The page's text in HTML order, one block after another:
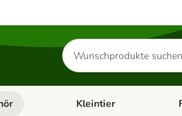
Produkte
suchen
Katzenfutter & ZubehörKategorie-Menü öffnen:
Kleintier